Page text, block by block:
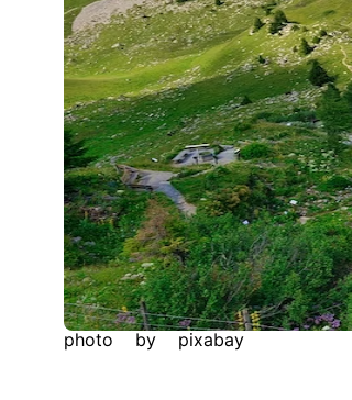
photo by pixabay